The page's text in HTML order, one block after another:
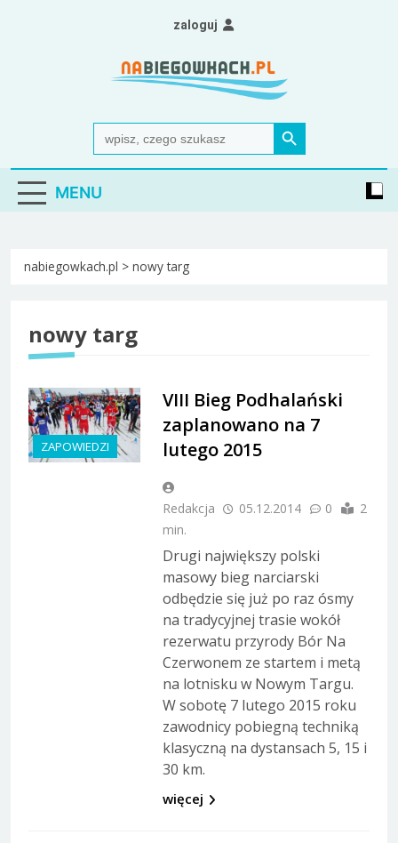
Nabiegowkach.pl
portal miłośników narciarstwa biegowego
Search
for:
Search Button
zaloguj
MENU
nabiegowkach.pl > nowy targ
nowy targ
ZAPOWIEDZI
VIII Bieg Podhalański
zaplanowano na 7
lutego 2015
Redakcja 05.12.2014 0
2
min.
Drugi największy polski
masowy bieg narciarski
odbędzie się już po raz ósmy
na tradycyjnej trasie wokół
rezerwatu przyrody Bór Na
Czerwonem ze startem i metą
na lotnisku w Nowym Targu.
W sobotę 7 lutego 2015 roku
zawodnicy pobiegną techniką
klasyczną na dystansach 5, 15 i
30 km.
więcej